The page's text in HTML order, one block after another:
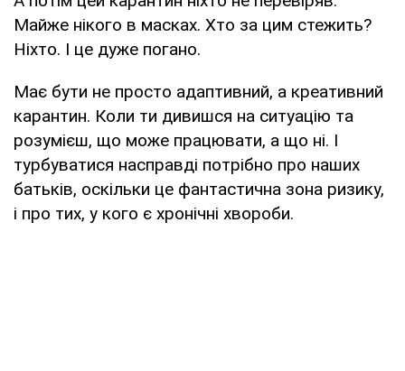
Майже нікого в масках. Хто за цим стежить?
Ніхто. І це дуже погано.
Має бути не просто адаптивний, а креативний
карантин. Коли ти дивишся на ситуацію та
розумієш, що може працювати, а що ні. І
турбуватися насправді потрібно про наших
батьків, оскільки це фантастична зона ризику,
і про тих, у кого є хронічні хвороби.